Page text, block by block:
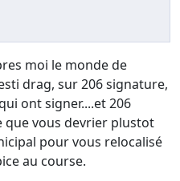
moi le monde de
drag, sur 206 signature,
ont signer....et 206
que vous devrier plustot
pour vous relocalisé
au course.